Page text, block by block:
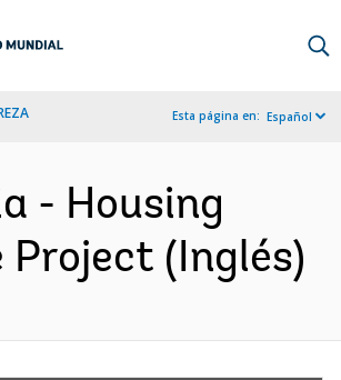
Esta página en: Español
- Housing
Project (Inglés)